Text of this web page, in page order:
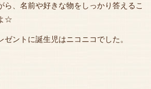
ら、名前や好きな物をしっかり答えるこ
☆
ゼントに誕生児はニコニコでした。